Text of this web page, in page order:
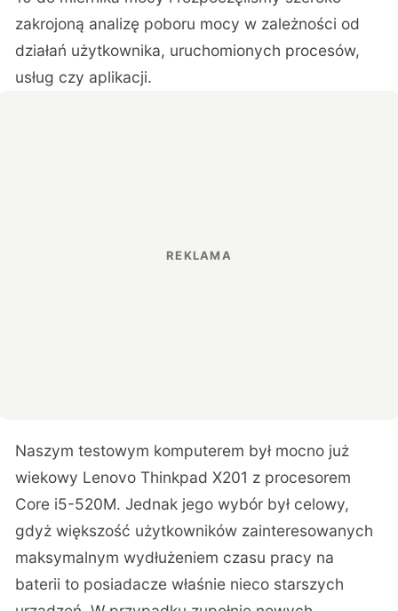
zakrojoną analizę poboru mocy w zależności od
działań użytkownika, uruchomionych procesów,
usług czy aplikacji.
Naszym testowym komputerem był mocno już
wiekowy Lenovo Thinkpad X201 z procesorem
Core i5-520M. Jednak jego wybór był celowy,
gdyż większość użytkowników zainteresowanych
maksymalnym wydłużeniem czasu pracy na
baterii to posiadacze właśnie nieco starszych